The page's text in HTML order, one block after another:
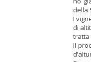
della
I
di
tratta
Il